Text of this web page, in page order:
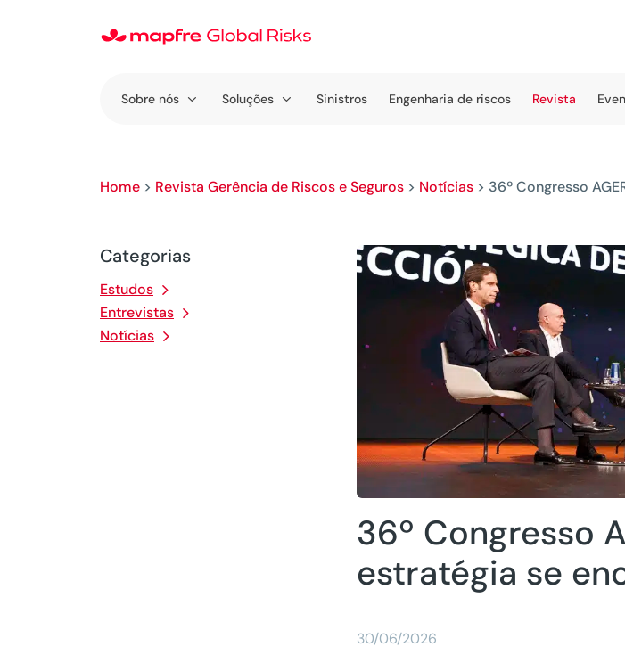
Sobre nós Soluções Sinistros Engenharia de riscos Revista
Home > Revista Gerência de Riscos e Seguros > Notícias > 36º Congresso
Categorias
Estudos
Entrevistas
Notícias
36º Congresso
estratégia se
30/06/2026